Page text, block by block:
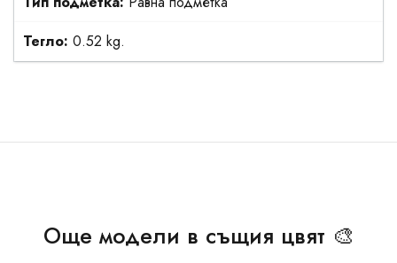
Тегло: 0.52 kg.
Още модели в същия цвят 🎨